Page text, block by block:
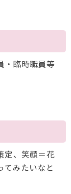
・臨時職員等
定、笑顔＝花
てみたいなと